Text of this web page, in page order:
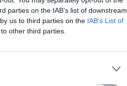
parties on the IAB’s list of downstream
us to third parties on the IAB’s List of
other third parties.
die Aufführung leiten.
Region, die ihre
das zur Feier
kulturellen